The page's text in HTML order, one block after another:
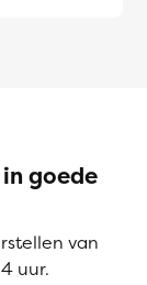
goede
van
uur.